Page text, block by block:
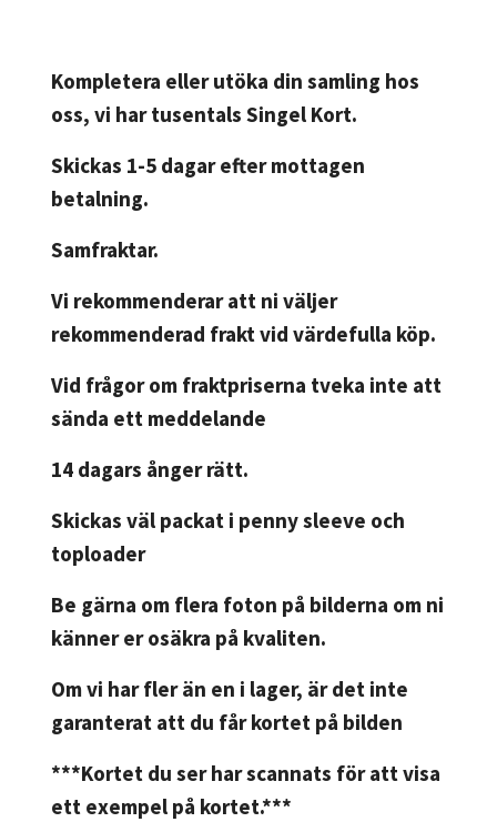
Kompletera eller utöka din samling hos
oss, vi har tusentals Singel Kort.
Skickas 1-5 dagar efter mottagen
betalning.
Samfraktar.
Vi rekommenderar att ni väljer
rekommenderad frakt vid värdefulla köp.
Vid frågor om fraktpriserna tveka inte att
sända ett meddelande
14 dagars ånger rätt.
Skickas väl packat i penny sleeve och
toploader
Be gärna om flera foton på bilderna om ni
känner er osäkra på kvaliten.
Om vi har fler än en i lager, är det inte
garanterat att du får kortet på bilden
***Kortet du ser har scannats för att visa
ett exempel på kortet.***